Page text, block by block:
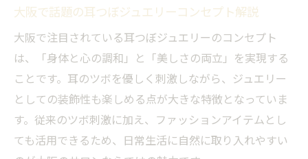
耳つぼジュエリー資格も取得しやすい堺市
の魅力
耳つぼダイエットに効果的な施術とは
セルフケアで活きる耳つぼジュエリー活用法
耳つぼジュエリーセルフ施術のコツと注意
点
堺市で人気の耳つぼジュエリーセルフケア
大阪で話題の耳つぼジュエリーコンセプト解説
大阪で注目されている耳つぼジュエリーのコンセプト
は、「身体と心の調和」と「美しさの両立」を実現する
ことです。耳のツボを優しく刺激しながら、ジュエリー
としての装飾性も楽しめる点が大きな特徴となっていま
す。従来のツボ刺激に加え、ファッションアイテムとし
ても活用できるため、日常生活に自然に取り入れやすい